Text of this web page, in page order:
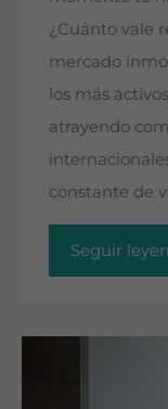
¿Cuánto vale
mercado
los más
atrayendo
constante de
Seguir